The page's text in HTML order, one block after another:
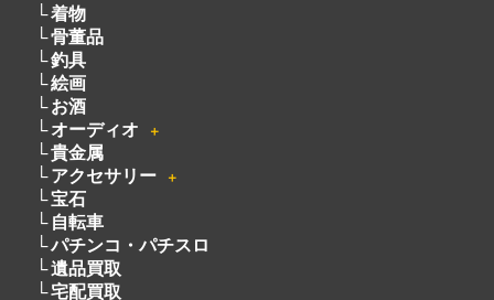
着物
骨董品
釣具
絵画
お酒
オーディオ
＋
貴金属
アクセサリー
＋
宝石
自転車
パチンコ・パチスロ
遺品買取
宅配買取